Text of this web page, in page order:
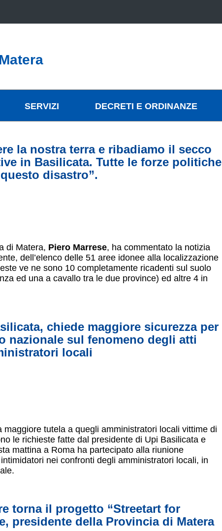
SERVIZI DECRETI E ORDINANZE
la nostra terra e ribadiamo il secco
in Basilicata. Tutte le forze politiche
disastro”.
di Matera, Piero Marrese, ha commentato la notizia
dell’elenco delle 51 aree idonee alla localizzazione
ve ne sono 10 completamente ricadenti sul suolo
ed una a cavallo tra le due province) ed altre 4 in
chiede maggiore sicurezza per
nazionale sul fenomeno degli atti
locali
tutela a quegli amministratori locali vittime di
le richieste fatte dal presidente di Upi Basilicata e
mattina a Roma ha partecipato alla riunione
nei confronti degli amministratori locali, in
torna il progetto “Streetart for
presidente della Provincia di Matera